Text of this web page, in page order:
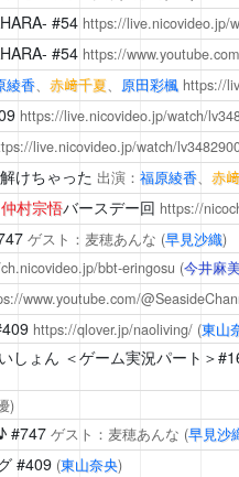
#54 https://live.nicovideo.jp/
#54 https://
綾香、 赤﨑千夏、 原田彩楓 https://
https://live.nicovideo.jp/watch/
live.nicovideo.jp/watch/
けちゃった 出演： 福原綾香、 赤
仲村宗悟バースデー回 https://
ゲスト：麦穂あんな (早見沙織)
bbt-eringosu (今井麻
www.youtube.com/
https://qlover.jp/naoliving/ (東山
しょん ＜ゲーム実況パート＞
)
#747 ゲスト：麦穂あんな (早見沙
#409 (東山奈央)